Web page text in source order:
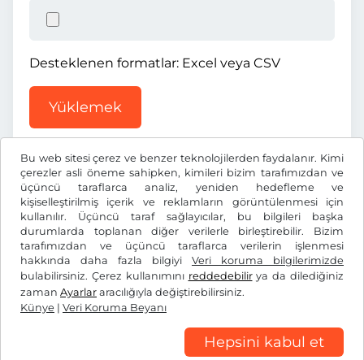
Bu web sitesi çerez ve benzer teknolojilerden faydalanır. Kimi
çerezler asli öneme sahipken, kimileri bizim tarafımızdan ve
üçüncü taraflarca analiz, yeniden hedefleme ve
kişiselleştirilmiş içerik ve reklamların görüntülenmesi için
kullanılır. Üçüncü taraf sağlayıcılar, bu bilgileri başka
durumlarda toplanan diğer verilerle birleştirebilir. Bizim
tarafımızdan ve üçüncü taraflarca verilerin işlenmesi
hakkında daha fazla bilgiyi Veri koruma bilgilerimizde
bulabilirsiniz. Çerez kullanımını reddedebilirya da dilediğiniz
zaman Ayarlar aracılığıyla değiştirebilirsiniz.
Künye | Veri Koruma Beyanı
Hepsini kabul et
Desteklenen formatlar: Excel veya CSV
Yüklemek
FtHUF
Facebook Instagram
Genel Ticaret Koşulları / Fesih Hakkı